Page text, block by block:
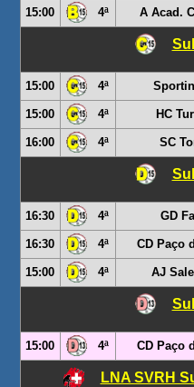
15:00 4ª A Acad.
15:00 4ª
15:00 4ª HC
16:00 4ª SC
16:30 4ª GD
16:30 4ª CD Paço
15:00 4ª AJ
15:00 4ª CD Paço
LNA SVRH